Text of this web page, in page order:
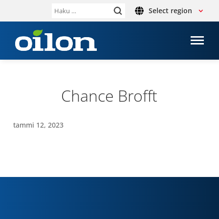
Haku: Select region
Chance Brofft
tammi 12, 2023